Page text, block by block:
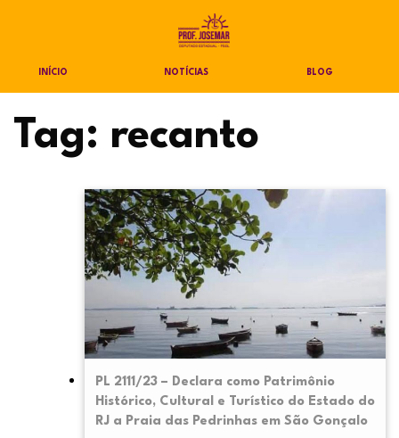
INÍCIO NOTÍCIAS BLOG
Tag: recanto
PL 2111/23 – Declara como Patrimônio
Histórico, Cultural e Turístico do Estado do
RJ a Praia das Pedrinhas em São Gonçalo